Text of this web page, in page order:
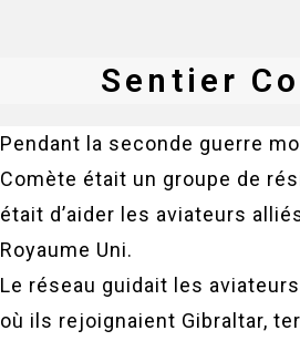
Sentier
Pendant la seconde guerre
Comète était un groupe de
était d’aider les aviateurs
Royaume Uni.
Le réseau guidait les
où ils rejoignaient Gibraltar,